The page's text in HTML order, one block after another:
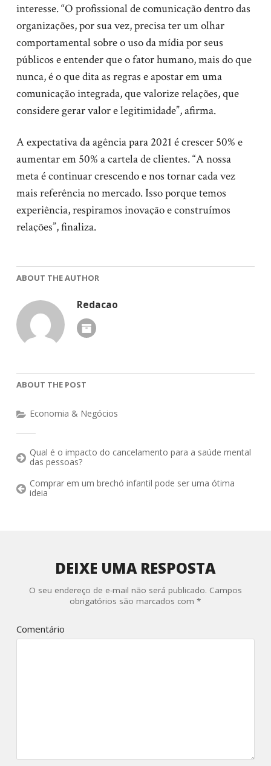
interesse. “O profissional de comunicação dentro das
organizações, por sua vez, precisa ter um olhar
comportamental sobre o uso da mídia por seus
públicos e entender que o fator humano, mais do que
nunca, é o que dita as regras e apostar em uma
comunicação integrada, que valorize relações, que
considere gerar valor e legitimidade”, afirma.
A expectativa da agência para 2021 é crescer 50% e
aumentar em 50% a cartela de clientes. “A nossa
meta é continuar crescendo e nos tornar cada vez
mais referência no mercado. Isso porque temos
experiência, respiramos inovação e construímos
relações”, finaliza.
ABOUT THE AUTHOR
Redacao
ABOUT THE POST
Economia & Negócios
Qual é o impacto do cancelamento para a saúde mental
das pessoas?
Comprar em um brechó infantil pode ser uma ótima
ideia
DEIXE UMA RESPOSTA
O seu endereço de e-mail não será publicado. Campos
obrigatórios são marcados com*
Comentário